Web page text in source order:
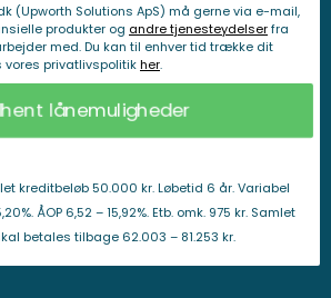
(Upworth Solutions ApS) må gerne via e-mail,
produkter og andre tjenesteydelserfra
med. Du kan til enhver tid trække dit
privatlivspolitikher.
lånemuligheder
kreditbeløb 50.000 kr. Løbetid 6 år. Variabel
ÅOP 6,52 – 15,92%. Etb. omk. 975 kr. Samlet
betales tilbage 62.003 – 81.253 kr.